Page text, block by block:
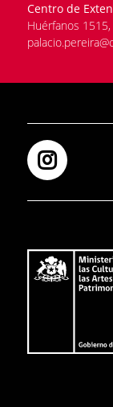
Centro de
Huérfanos 1515,